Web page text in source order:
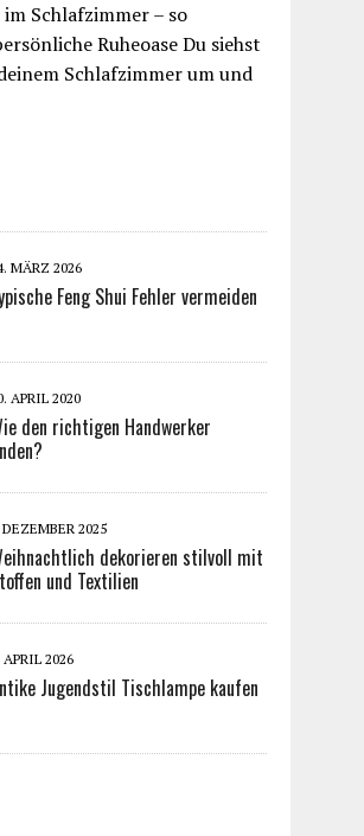
Schlafzimmer – so
Ruheoase Du siehst
Schlafzimmer um und
MÄRZ 2026
Feng Shui Fehler vermeiden
APRIL 2020
den richtigen Handwerker
DEZEMBER 2025
dekorieren stilvoll mit
und Textilien
APRIL 2026
Jugendstil Tischlampe kaufen